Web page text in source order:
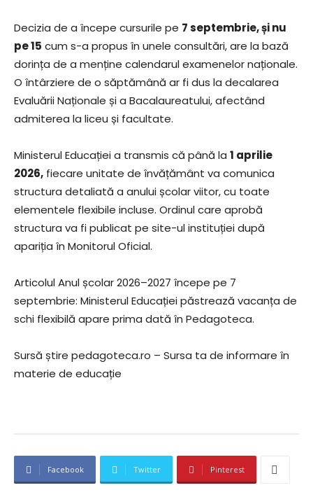
Decizia de a începe cursurile pe 7 septembrie, și nu
pe 15 cum s-a propus în unele consultări, are la bază
dorința de a menține calendarul examenelor naționale.
O întârziere de o săptămână ar fi dus la decalarea
Evaluării Naționale și a Bacalaureatului, afectând
admiterea la liceu și facultate.
Ministerul Educației a transmis că până la 1 aprilie
2026, fiecare unitate de învățământ va comunica
structura detaliată a anului școlar viitor, cu toate
elementele flexibile incluse. Ordinul care aprobă
structura va fi publicat pe site-ul instituției după
apariția în Monitorul Oficial.
Articolul Anul școlar 2026–2027 începe pe 7
septembrie: Ministerul Educației păstrează vacanța de
schi flexibilă apare prima dată în Pedagoteca.
Sursă știre pedagoteca.ro – Sursa ta de informare în
materie de educație
Facebook Twitter Pinterest